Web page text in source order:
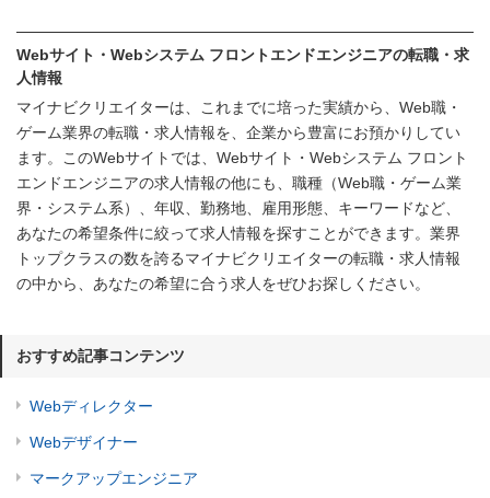
Webサイト・Webシステム フロントエンドエンジニアの転職・求
人情報
マイナビクリエイターは、これまでに培った実績から、Web職・
ゲーム業界の転職・求人情報を、企業から豊富にお預かりしてい
ます。このWebサイトでは、Webサイト・Webシステム フロント
エンドエンジニアの求人情報の他にも、職種（Web職・ゲーム業
界・システム系）、年収、勤務地、雇用形態、キーワードなど、
あなたの希望条件に絞って求人情報を探すことができます。業界
トップクラスの数を誇るマイナビクリエイターの転職・求人情報
の中から、あなたの希望に合う求人をぜひお探しください。
おすすめ記事コンテンツ
Webディレクター
Webデザイナー
マークアップエンジニア